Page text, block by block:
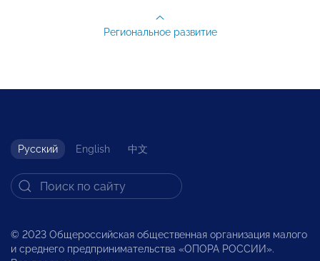
Региональное развитие
Русский English 中文
© 2023 Общероссийская общественная организация малого
и среднего предпринимательства «ОПОРА РОССИИ».